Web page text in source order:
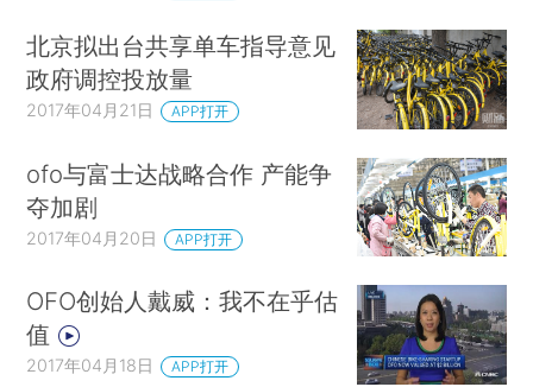
北京拟出台共享单车指导意见
政府调控投放量
2017年04月21日 APP打开
ofo与富士达战略合作 产能争
夺加剧
2017年04月20日 APP打开
OFO创始人戴威：我不在乎估
值
2017年04月18日 APP打开